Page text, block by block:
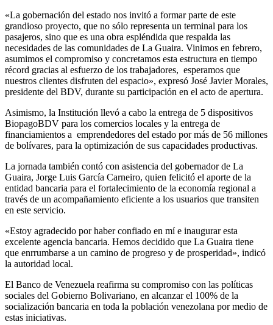
«La gobernación del estado nos invitó a formar parte de este
grandioso proyecto, que no sólo representa un terminal para los
pasajeros, sino que es una obra espléndida que respalda las
necesidades de las comunidades de La Guaira. Vinimos en febrero,
asumimos el compromiso y concretamos esta estructura en tiempo
récord gracias al esfuerzo de los trabajadores, esperamos que
nuestros clientes disfruten del espacio», expresó José Javier Morales,
presidente del BDV, durante su participación en el acto de apertura.
Asimismo, la Institución llevó a cabo la entrega de 5 dispositivos
BiopagoBDV para los comercios locales y la entrega de
financiamientos a emprendedores del estado por más de 56 millones
de bolívares, para la optimización de sus capacidades productivas.
La jornada también contó con asistencia del gobernador de La
Guaira, Jorge Luis García Carneiro, quien felicitó el aporte de la
entidad bancaria para el fortalecimiento de la economía regional a
través de un acompañamiento eficiente a los usuarios que transiten
en este servicio.
«Estoy agradecido por haber confiado en mí e inaugurar esta
excelente agencia bancaria. Hemos decidido que La Guaira tiene
que enrrumbarse a un camino de progreso y de prosperidad», indicó
la autoridad local.
El Banco de Venezuela reafirma su compromiso con las políticas
sociales del Gobierno Bolivariano, en alcanzar el 100% de la
socialización bancaria en toda la población venezolana por medio de
estas iniciativas.